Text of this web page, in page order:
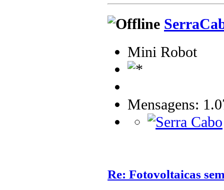
Mini Robot
Mensagens:
Re: Fotovoltaicas